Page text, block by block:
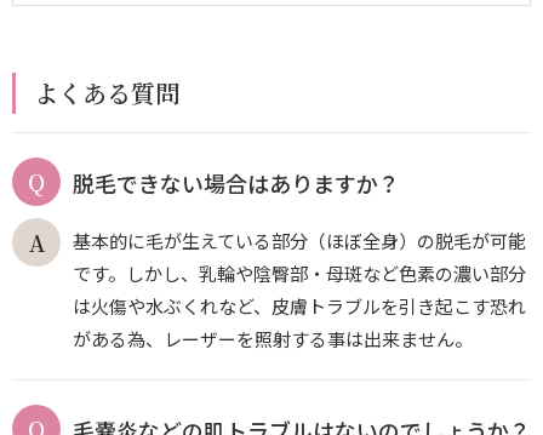
よくある質問
脱毛できない場合はありますか？
基本的に毛が生えている部分（ほぼ全身）の脱毛が可能
です。しかし、乳輪や陰臀部・母斑など色素の濃い部分
は火傷や水ぶくれなど、皮膚トラブルを引き起こす恐れ
がある為、レーザーを照射する事は出来ません。